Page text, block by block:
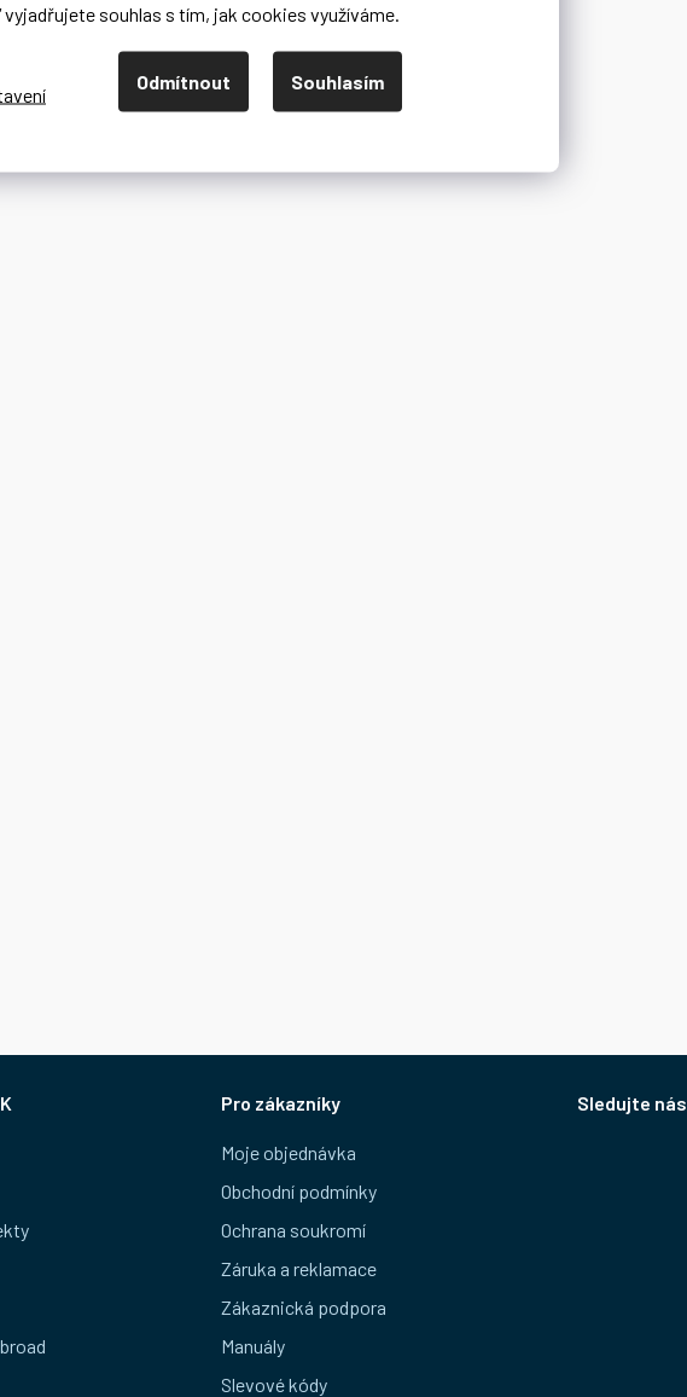
vyjadřujete souhlas s tím, jak cookies využíváme.
Odmítnout Souhlasím
Pro zákazníky
Moje objednávka
Obchodní podmínky
Ochrana soukromí
Záruka a reklamace
Zákaznická podpora
Manuály
Slevové kódy
Sledujte nás